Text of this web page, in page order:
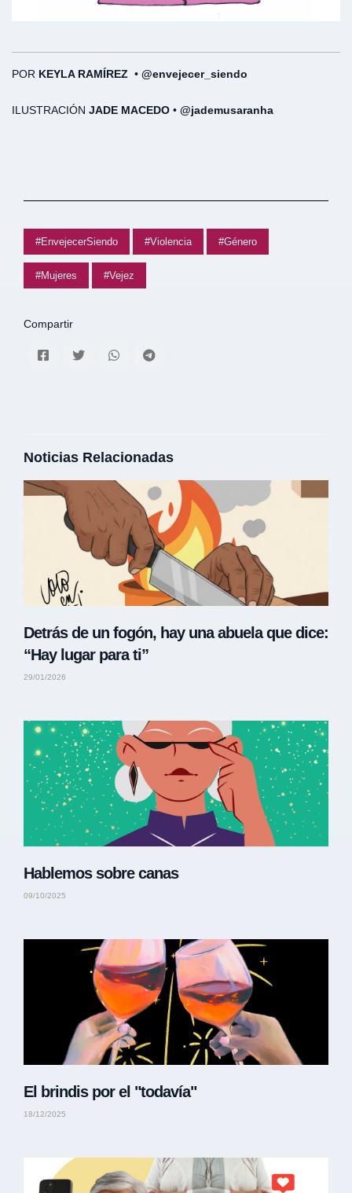
POR KEYLA RAMÍREZ • @envejecer_siendo
ILUSTRACIÓN JADE MACEDO • @jademusaranha
#EnvejecerSiendo #Violencia #Género
#Mujeres #Vejez
Compartir
Noticias Relacionadas
Detrás de un fogón, hay una abuela que dice:
“Hay lugar para ti”
29/01/2026
Hablemos sobre canas
09/10/2025
El brindis por el "todavía"
18/12/2025